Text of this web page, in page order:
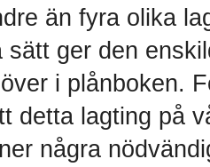
än fyra olika
sätt ger den
i plånboken.
detta lagting på
några